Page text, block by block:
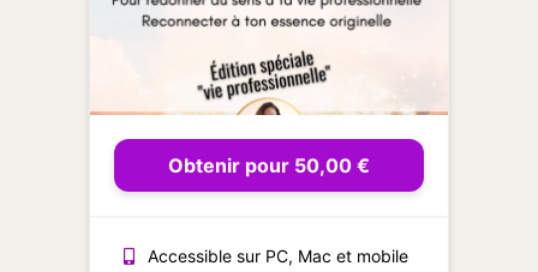
Obtenir pour 50,00 €
Accessible sur PC, Mac et mobile